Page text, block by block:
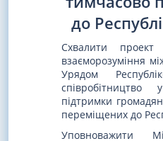
до
Схвалити
взаєморозуміння
Урядом
співробітництво
підтримки
переміщених до
Уповноважити